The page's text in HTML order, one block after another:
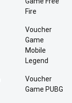
Fire
Voucher
Game
Mobile
Legend
Voucher
Game PUBG